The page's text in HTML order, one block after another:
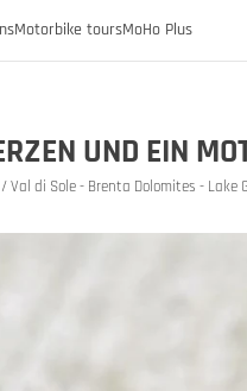
Motorbike toursMoHo Plus
UND EIN
di Sole - Brenta Dolomites - Lake